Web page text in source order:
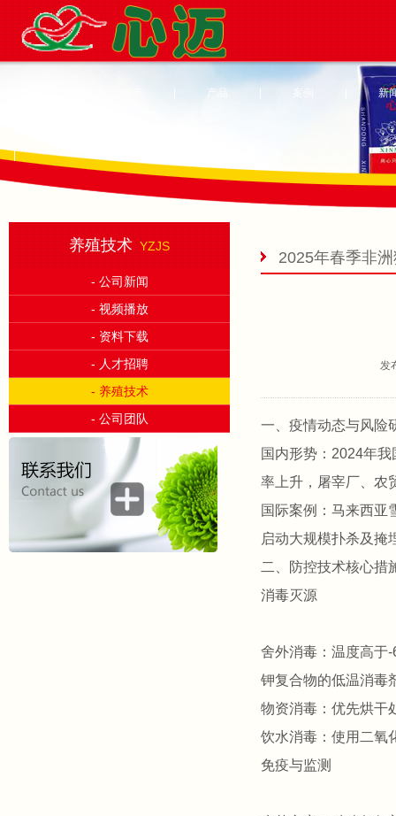
产品 新
|
养殖技术 YZJS
- 公司新闻
- 视频播放
- 资料下载
- 人才招聘
- 养殖技术
- 公司团队
2025年春季非
发
一、疫情动态与风险
国内形势‌：2024年
率上升，屠宰厂、农
国际案例‌：马来西亚
启动大规模扑杀及掩
二、防控技术核心措
‌消毒灭源‌
舍外消毒‌：温度高于
钾复合物的低温消毒
物资消毒‌：优先烘干
饮水消毒‌：使用二氧
‌免疫与监测‌